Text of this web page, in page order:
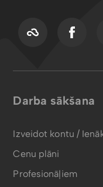
Darba sākšana
Izveidot kontu /
Cenu plāni
Profesionāļiem